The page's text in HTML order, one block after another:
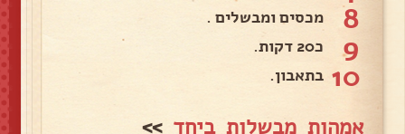
8 מכסים ומבשלים .
9 כ20 דקות.
10 בתאבון.
אמהות מבשלות ביחד >>